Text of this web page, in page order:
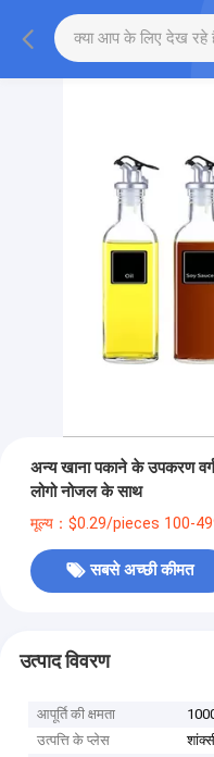
अन्य खाना पकाने के उपकरण
लोगो नोजल के साथ
मूल्य：$0.29/pieces 100-
सबसे अच्छी कीमत
उत्पाद विवरण
आपूर्ति की क्षमता
उत्पत्ति के प्लेस